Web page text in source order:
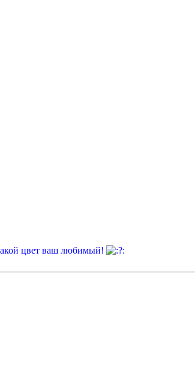
цвет ваш любимый!
: